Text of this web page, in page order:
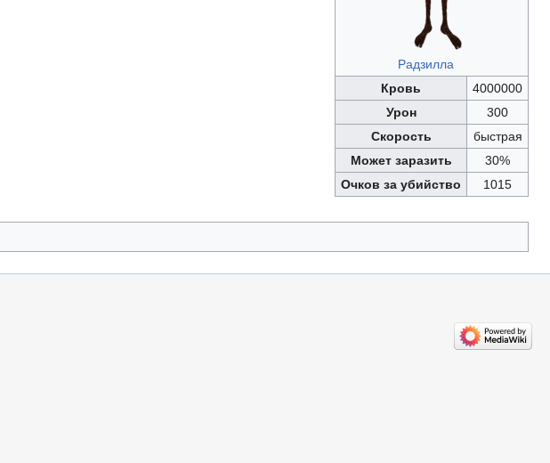
Радзилла
Кровь
4000000
Урон
300
Скорость
быстрая
Может заразить
30%
Очков за убийство
1015